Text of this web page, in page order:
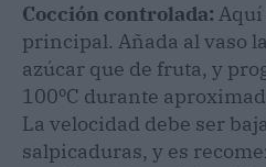
Cocción controlada: Aquí
principal. Añada al vaso
azúcar que de fruta, y
100ºC durante
La velocidad debe ser
salpicaduras, y es